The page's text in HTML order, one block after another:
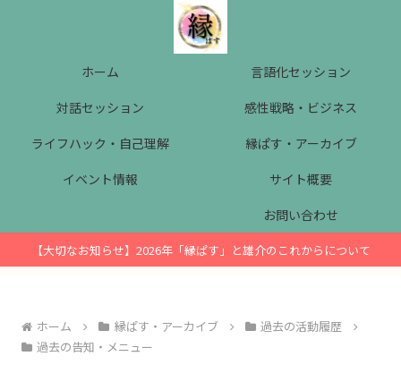
ホーム
言語化セッション
対話セッション
感性戦略・ビジネス
ライフハック・自己理解
縁ぱす・アーカイブ
イベント情報
サイト概要
お問い合わせ
【大切なお知らせ】2026年「縁ぱす」と雄介のこれからについて
ホーム 縁ぱす・アーカイブ
過去の活動履歴
過去の告知・メニュー